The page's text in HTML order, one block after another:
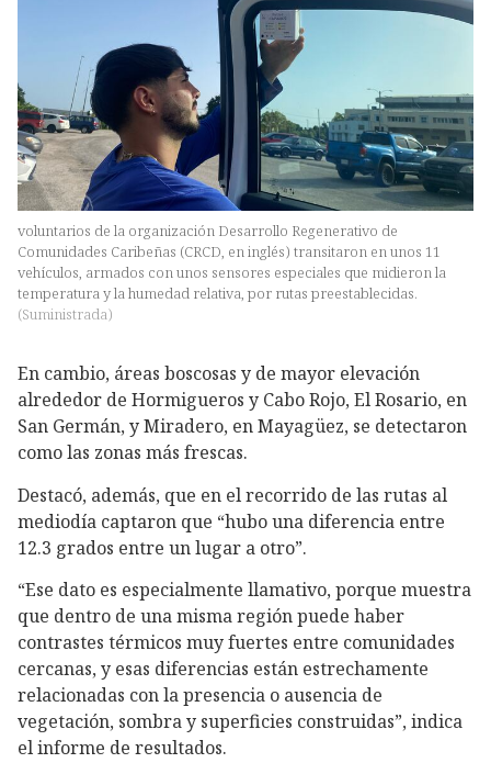
voluntarios de la organización Desarrollo Regenerativo de
Comunidades Caribeñas (CRCD, en inglés) transitaron en unos 11
vehículos, armados con unos sensores especiales que midieron la
temperatura y la humedad relativa, por rutas preestablecidas.
(Suministrada)
En cambio, áreas boscosas y de mayor elevación
alrededor de Hormigueros y Cabo Rojo, El Rosario, en
San Germán, y Miradero, en Mayagüez, se detectaron
como las zonas más frescas.
Destacó, además, que en el recorrido de las rutas al
mediodía captaron que “hubo una diferencia entre
12.3 grados entre un lugar a otro”.
“Ese dato es especialmente llamativo, porque muestra
que dentro de una misma región puede haber
contrastes térmicos muy fuertes entre comunidades
cercanas, y esas diferencias están estrechamente
relacionadas con la presencia o ausencia de
vegetación, sombra y superficies construidas”, indica
el informe de resultados.